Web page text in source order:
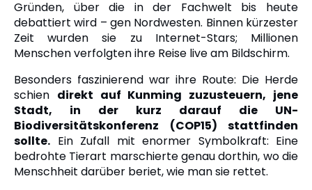
Gründen, über die in der Fachwelt bis heute
debattiert wird – gen Nordwesten. Binnen kürzester
Zeit wurden sie zu Internet-Stars; Millionen
Menschen verfolgten ihre Reise live am Bildschirm.
Besonders faszinierend war ihre Route: Die Herde
schien direkt auf Kunming zuzusteuern, jene
Stadt, in der kurz darauf die UN-
Biodiversitätskonferenz (COP15) stattfinden
sollte. Ein Zufall mit enormer Symbolkraft: Eine
bedrohte Tierart marschierte genau dorthin, wo die
Menschheit darüber beriet, wie man sie rettet.